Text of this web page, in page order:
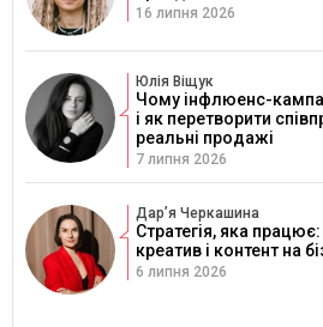
16 липня 2026
Юлія Віщук
Чому інфлюенс-
і як перетворити
реальні продажі
7 липня 2026
Дарʼя Черкашина
Стратегія, яка
креатив і контент на
6 липня 2026